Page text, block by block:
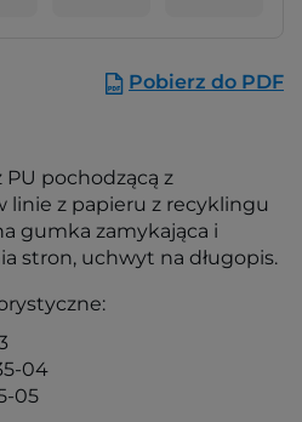
Pobierz do PDF
PU pochodzącą z
linie z papieru z recyklingu
gumka zamykająca i
stron, uchwyt na długopis.
04
05